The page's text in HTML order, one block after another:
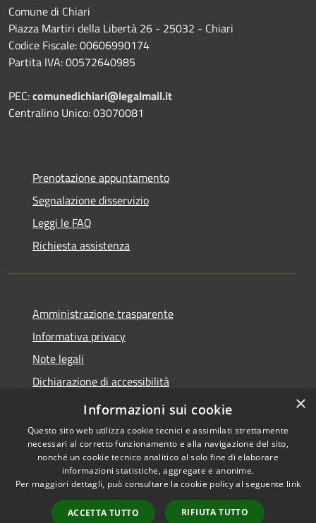
Comune di Chiari
Piazza Martiri della Libertà 26 - 25032 - Chiari
Codice Fiscale: 00606990174
Partita IVA: 00572640985
PEC:comunedichiari@legalmail.it
Centralino Unico: 03070081
Prenotazione appuntamento
Segnalazione disservizio
Leggi le FAQ
Richiesta assistenza
Amministrazione trasparente
Informativa privacy
Note legali
Dichiarazione di accessibilità
Obiettivi accessibilità
Accessibilità
Copyright © 2026 • Comune di
Chiari • Powered by
Municipium•
Accesso
×
Informazioni sui cookie
Questo sito web utilizza cookie tecnici e assimilati strettamente
necessari al corretto funzionamento e alla navigazione del sito,
nonché un cookie tecnico analitico al solo fine di elaborare
informazioni statistiche, aggregate e anonime.
Per maggiori dettagli, può consultare la cookie policy al seguente link
ACCETTA TUTTO RIFIUTA TUTTO